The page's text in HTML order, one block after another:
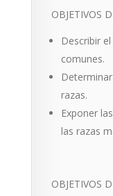
OBJETIVOS
Describir
comunes.
razas.
Exponer
las razas
OBJETIVOS